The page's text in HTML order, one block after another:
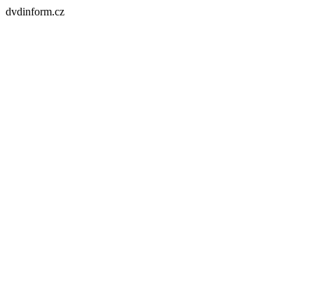
dvdinform.cz